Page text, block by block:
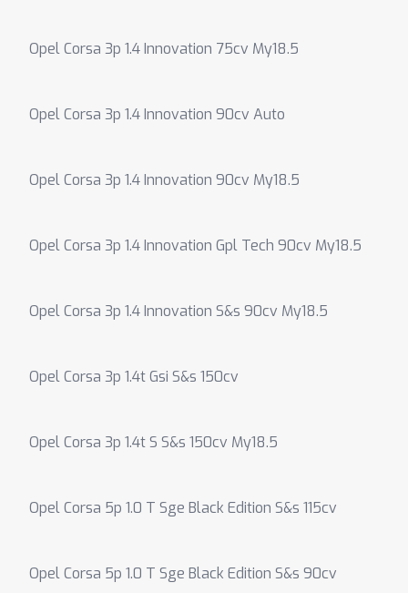
Opel Corsa 3p 1.4 Innovation 75cv My18.5
Opel Corsa 3p 1.4 Innovation 90cv Auto
Opel Corsa 3p 1.4 Innovation 90cv My18.5
Opel Corsa 3p 1.4 Innovation Gpl Tech 90cv My18.5
Opel Corsa 3p 1.4 Innovation S&s 90cv My18.5
Opel Corsa 3p 1.4t Gsi S&s 150cv
Opel Corsa 3p 1.4t S S&s 150cv My18.5
Opel Corsa 5p 1.0 T Sge Black Edition S&s 115cv
Opel Corsa 5p 1.0 T Sge Black Edition S&s 90cv